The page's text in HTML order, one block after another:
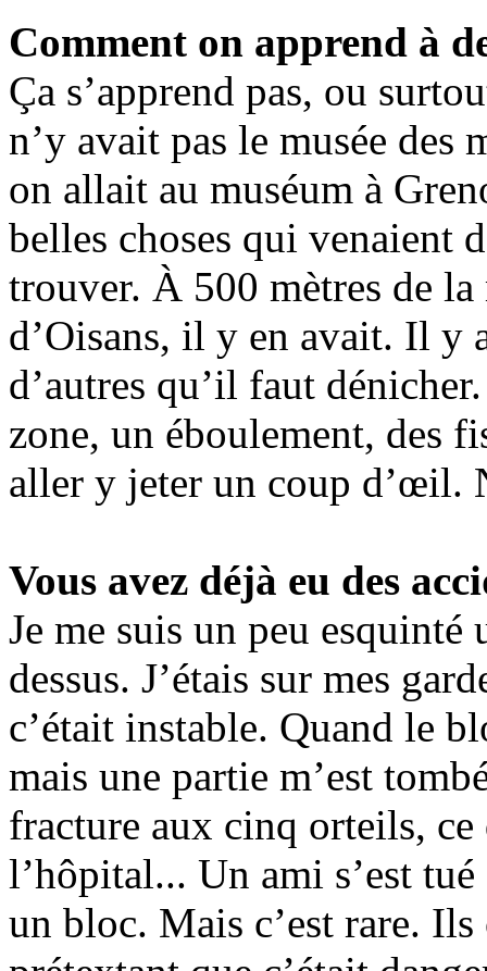
Comment on apprend à
Ça s’apprend pas, ou
n’y avait pas le musée des
on allait au muséum à
belles choses qui venaient
trouver. À 500 mètres de
d’Oisans, il y en avait. Il y
d’autres qu’il faut
zone, un éboulement, des
aller y jeter un coup d’œil.
Vous avez déjà eu des
Je me suis un peu
dessus. J’étais sur mes
c’était instable. Quand le
mais une partie m’est
fracture aux cinq orteils,
l’hôpital... Un ami s’est
un bloc. Mais c’est rare.